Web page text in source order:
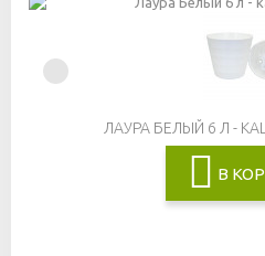
ЛАУРА БЕЛЫЙ 6 Л -
В